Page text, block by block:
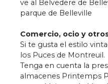
ve al Belvedere de
parque de Belleville
Comercio, ocio y
Si te gusta el estilo
los Puces de Montreuil.
Tenga en cuenta la
almacenes Printemps